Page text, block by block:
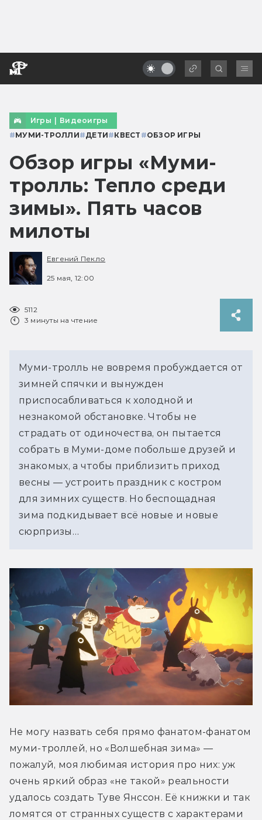
Игры | Видеоигры
#МУМИ-ТРОЛЛИ#ДЕТИ#КВЕСТ #ОБЗОР ИГРЫ
Обзор игры «Муми-
тролль: Тепло среди
зимы». Пять часов
милоты
Евгений Пекло
25 мая, 12:00
5112
3 минуты на чтение
Муми-тролль не вовремя пробуждается от
зимней спячки и вынужден
приспосабливаться к холодной и
незнакомой обстановке. Чтобы не
страдать от одиночества, он пытается
собрать в Муми-доме побольше друзей и
знакомых, а чтобы приблизить приход
весны — устроить праздник с костром
для зимних существ. Но беспощадная
зима подкидывает всё новые и новые
сюрпризы…
Не могу назвать себя прямо фанатом-фанатом
муми-троллей, но «Волшебная зима» —
пожалуй, моя любимая история про них: уж
очень яркий образ «не такой» реальности
удалось создать Туве Янссон. Её книжки и так
ломятся от странных существ с характерами